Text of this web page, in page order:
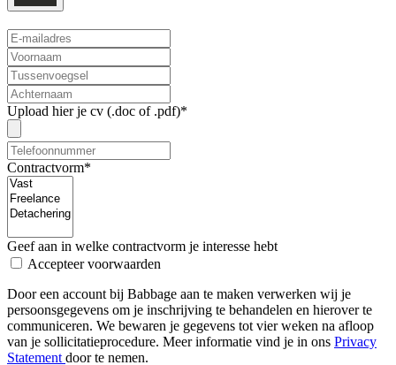
Upload hier je cv (.doc of .pdf)*
Contractvorm*
Geef aan in welke contractvorm je interesse hebt
Accepteer voorwaarden
Door een account bij Babbage aan te maken verwerken wij je
persoonsgegevens om je inschrijving te behandelen en hierover te
communiceren. We bewaren je gegevens tot vier weken na afloop
van je sollicitatieprocedure. Meer informatie vind je in ons Privacy
Statement door te nemen.